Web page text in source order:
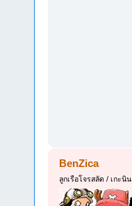
BenZica
ลูกเรือโจรสลัด / เกะนิน